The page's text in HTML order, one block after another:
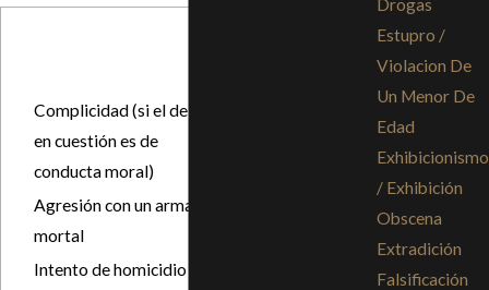
Complicidad (si el delito
en cuestión es de
conducta moral)
Agresión con un arma
mortal
Intento de homicidio
Drogas
Estupro /
Violacion De
Un Menor De
Edad
Exhibicionismo
/ Exhibición
Obscena
Extradición
Falsificación